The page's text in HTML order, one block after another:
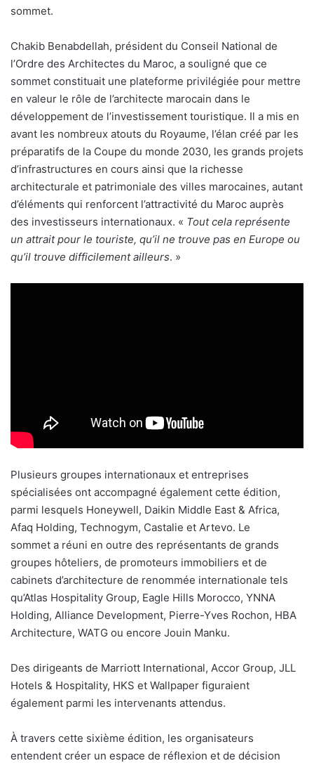
sommet.
Chakib Benabdellah, président du Conseil National de
l’Ordre des Architectes du Maroc, a souligné que ce
sommet constituait une plateforme privilégiée pour mettre
en valeur le rôle de l’architecte marocain dans le
développement de l’investissement touristique. Il a mis en
avant les nombreux atouts du Royaume, l’élan créé par les
préparatifs de la Coupe du monde 2030, les grands projets
d’infrastructures en cours ainsi que la richesse
architecturale et patrimoniale des villes marocaines, autant
d’éléments qui renforcent l’attractivité du Maroc auprès
des investisseurs internationaux. « Tout cela représente
un attrait pour le touriste, qu’il ne trouve pas en Europe ou
qu’il trouve difficilement ailleurs. »
Plusieurs groupes internationaux et entreprises
spécialisées ont accompagné également cette édition,
parmi lesquels Honeywell, Daikin Middle East & Africa,
Afaq Holding, Technogym, Castalie et Artevo. Le
sommet a réuni en outre des représentants de grands
groupes hôteliers, de promoteurs immobiliers et de
cabinets d’architecture de renommée internationale tels
qu’Atlas Hospitality Group, Eagle Hills Morocco, YNNA
Holding, Alliance Development, Pierre-Yves Rochon, HBA
Architecture, WATG ou encore Jouin Manku.
Des dirigeants de Marriott International, Accor Group, JLL
Hotels & Hospitality, HKS et Wallpaper figuraient
également parmi les intervenants attendus.
À travers cette sixième édition, les organisateurs
entendent créer un espace de réflexion et de décision